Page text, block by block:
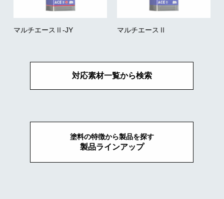
マルチエースⅡ-JY マルチエースⅡ
対応素材一覧から検索
塗料の特徴から製品を探す
製品ラインアップ